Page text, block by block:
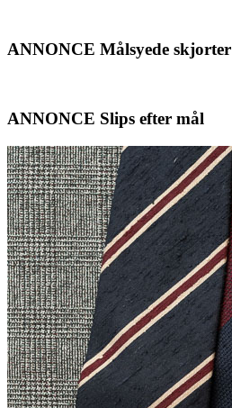
ANNONCE Målsyede skjorter
ANNONCE Slips efter mål